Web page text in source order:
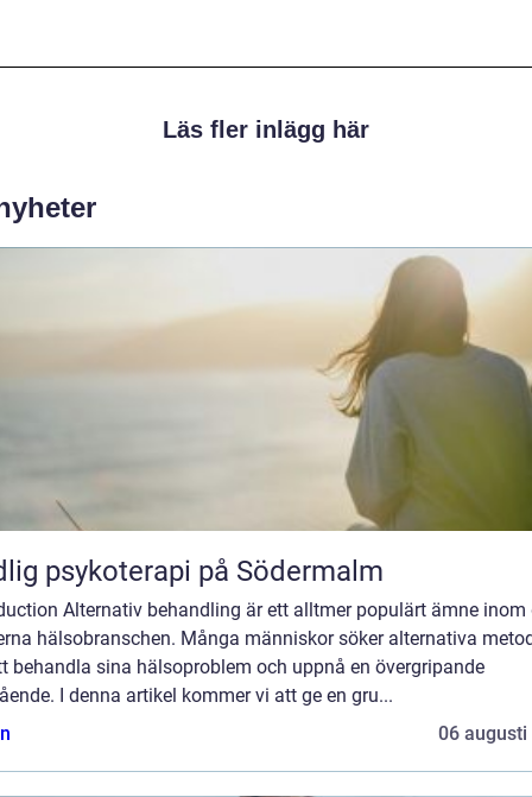
Läs fler inlägg här
psykoterapi på Södermalm
Alternativ behandling är ett alltmer populärt ämne inom
hälsobranschen. Många människor söker alternativa
behandla sina hälsoproblem och uppnå en övergripande
I denna artikel kommer vi att ge en gru...
06 augusti